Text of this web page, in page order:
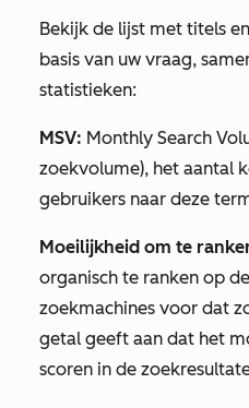
Bekijk de lijst met titels
basis van uw vraag,
statistieken:
MSV: Monthly Search
zoekvolume), het aantal
gebruikers naar deze
Moeilijkheid om te
organisch te ranken op
zoekmachines voor dat
getal geeft aan dat het
scoren in de